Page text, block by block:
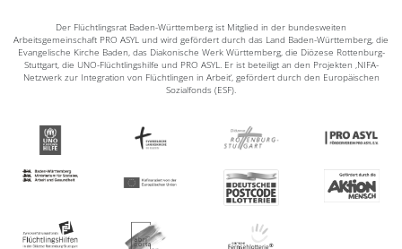
Der Flüchtlingsrat Baden-Württemberg ist Mitglied in der bundesweiten
Arbeitsgemeinschaft PRO ASYL und wird gefördert durch das Land Baden-Württemberg, die
Evangelische Kirche Baden, das Diakonische Werk Württemberg, die Diözese Rottenburg-
Stuttgart, die UNO-Flüchtlingshilfe und PRO ASYL. Er ist beteiligt an den Projekten ‚NIFA-
Netzwerk zur Integration von Flüchtlingen in Arbeit‘, gefördert durch den Europäischen
Sozialfonds (ESF).